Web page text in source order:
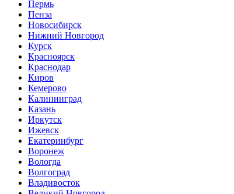
Пермь
Пенза
Новосибирск
Нижний Новгород
Курск
Красноярск
Краснодар
Киров
Кемерово
Калининград
Казань
Иркутск
Ижевск
Екатеринбург
Воронеж
Вологда
Волгоград
Владивосток